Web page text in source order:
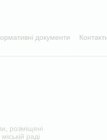
документи
розміщені
раді